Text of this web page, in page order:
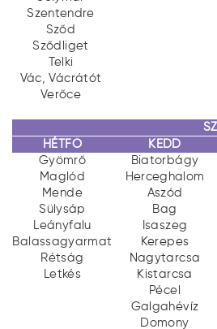
Szentendre
Sződ
Sződliget
Telki
Vác, Vácrátót
Verőce
HÉTFŐ
KEDD
Gyömrő
Biatorbágy
Maglód
Herceghalom
Mende
Aszód
Sülysáp
Bag
Leányfalu
Isaszeg
Balassagyarmat
Kerepes
Rétság
Nagytarcsa
Letkés
Kistarcsa
Pécel
Galgahévíz
Domony